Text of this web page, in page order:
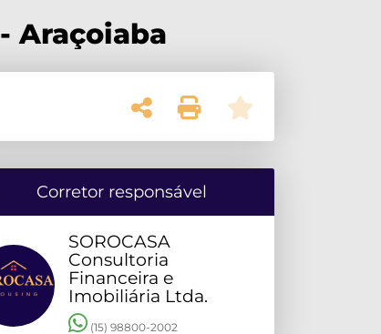
Araçoiaba
Corretor responsável
SOROCASA
Consultoria
Financeira e
Imobiliária Ltda.
(15) 98800-2002